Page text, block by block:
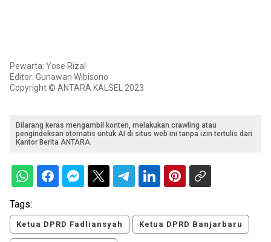
Pewarta: Yose Rizal
Editor: Gunawan Wibisono
Copyright © ANTARA KALSEL 2023
Dilarang keras mengambil konten, melakukan crawling atau
pengindeksan otomatis untuk AI di situs web ini tanpa izin tertulis dari
Kantor Berita ANTARA.
Tags:
Ketua DPRD Fadliansyah Ketua DPRD Banjarbaru